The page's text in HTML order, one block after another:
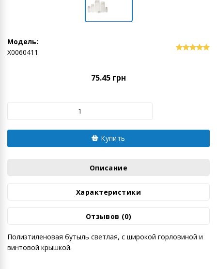
Модель:
Х0060411
75.45 грн
Купить
Описание
Характеристики
Отзывов (0)
Полиэтиленовая бутыль светлая, с широкой горловиной и
винтовой крышкой.